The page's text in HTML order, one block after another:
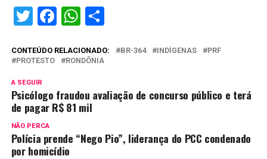
Twitter
Facebook
WhatsApp
Share
CONTEÚDO RELACIONADO: BR-364 INDÍGENAS
PRF
PROTESTO
RONDÔNIA
A SEGUIR
Psicólogo fraudou avaliação de concurso público e terá
de pagar R$ 81 mil
NÃO PERCA
Polícia prende “Nego Pio”, liderança do PCC condenado
por homicídio